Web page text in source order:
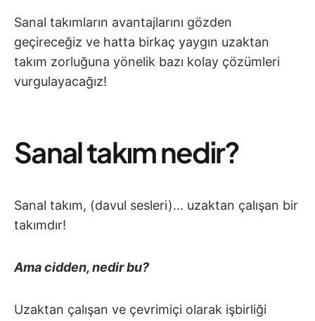
Sanal takımların avantajlarını gözden
geçireceğiz ve hatta birkaç yaygın uzaktan
takım zorluğuna yönelik bazı kolay çözümleri
vurgulayacağız!
Sanal takım nedir?
Sanal takım, (davul sesleri)... uzaktan çalışan bir
takımdır!
Ama cidden, nedir bu?
Uzaktan çalışan ve çevrimiçi olarak işbirliği